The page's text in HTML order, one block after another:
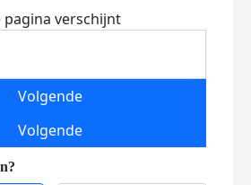
pagina verschijnt
Volgende
Volgende